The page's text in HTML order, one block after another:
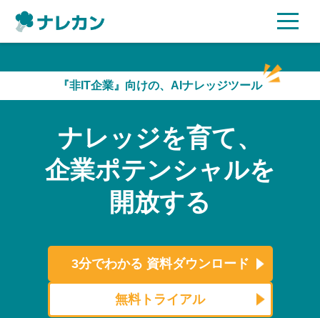
AI機能
ご利用企業様の声
セキュリティ
よくある質問
資料ダウンロード
『非IT企業』向けの、AIナレッジツール
ナレッジを育て、
企業ポテンシャルを
開放する
3分でわかる 資料ダウンロード
無料トライアル